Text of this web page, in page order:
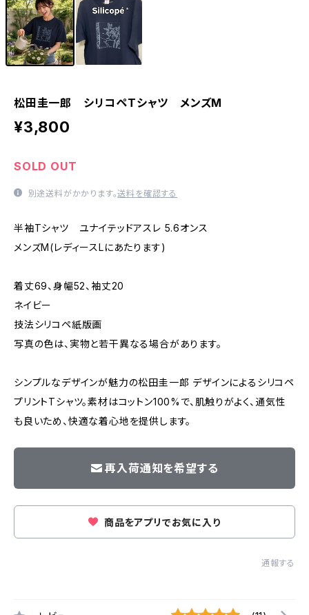
松田圭一郎 シリコペTシャツ メンズM
¥3,800
SOLD OUT
別途送料がかかります。送料を確認する
半袖Tシャツ ユナイテッドアスレ 5.6オンス
メンズM(レディースLにあたります)
着丈69、身幅52、袖丈20
ネイビー
技法シリコペ紙版画
写真の色は、実物と若干異なる場合があります。
シンプルなデザインが魅力の松田圭一郎 デザインによるシリコペ
プリントTシャツ。素材はコットン100%で、肌触りがよく、通気性
も良いため、快適な着心地を提供します。
再入荷通知を希望する
商品をアプリでお気に入り
通報する